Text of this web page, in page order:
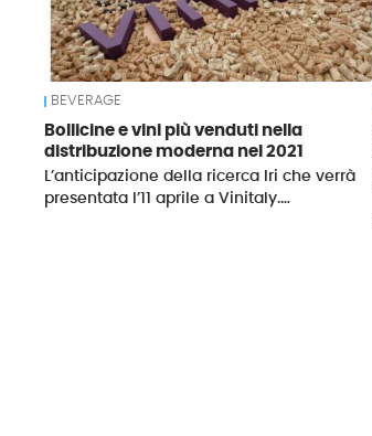
BEVERAGE
Bollicine e vini più venduti nella
distribuzione moderna nel 2021
L’anticipazione della ricerca Iri che verrà
presentata l’11 aprile a Vinitaly.…